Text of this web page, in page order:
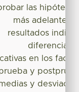
las hipótesis
más adelante.
resultados
diferencias
en los
y
y